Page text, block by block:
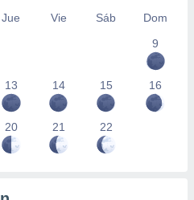
Jue Vie Sáb
Dom
9
13 14 15 16
20 21 22